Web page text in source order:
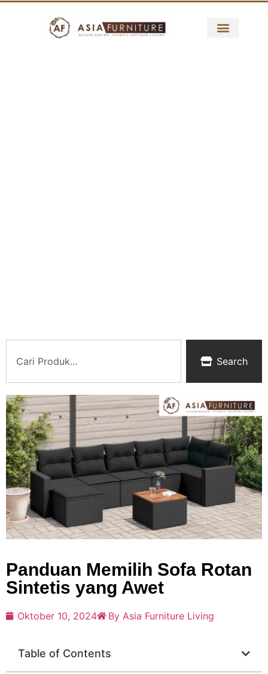
Search
Panduan Memilih Sofa Rotan
Sintetis yang Awet
Oktober 10, 2024 By Asia Furniture Living
Table of Contents